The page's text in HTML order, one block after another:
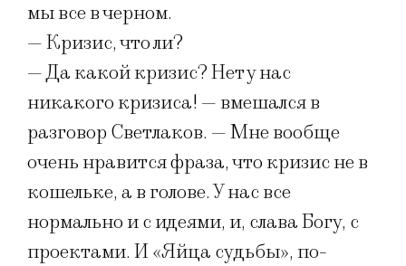
мы все в черном.
— Кризис, что ли?
— Да какой кризис? Нет у нас
никакого кризиса! — вмешался в
разговор Светлаков. — Мне вообще
очень нравится фраза, что кризис не в
кошельке, а в голове. У нас все
нормально и с идеями, и, слава Богу, с
проектами. И «Яйца судьбы», по-